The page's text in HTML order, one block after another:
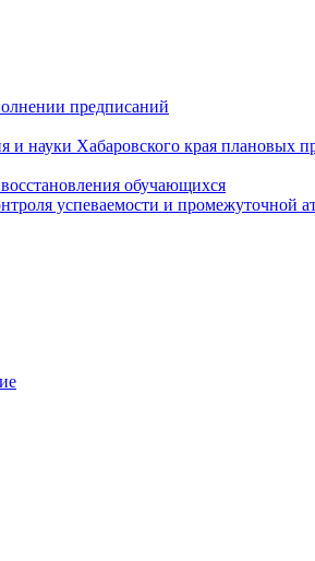
предписаний
и науки Хабаровского края плановых
обучающихся
успеваемости и промежуточной